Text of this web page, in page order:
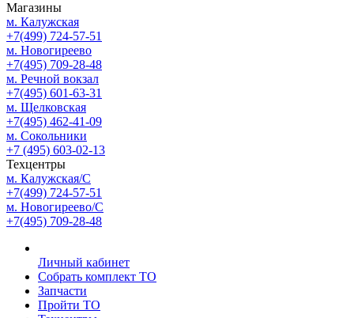
Магазины
м. Калужская
+7(499) 724-57-51
м. Новогиреево
+7(495) 709-28-48
м. Речной вокзал
+7(495) 601-63-31
м. Щелковская
+7(495) 462-41-09
м. Сокольники
+7 (495) 603-02-13
Техцентры
м. Калужская/С
+7(499) 724-57-51
м. Новогиреево/С
+7(495) 709-28-48
Личный кабинет
Собрать комплект ТО
Запчасти
Пройти ТО